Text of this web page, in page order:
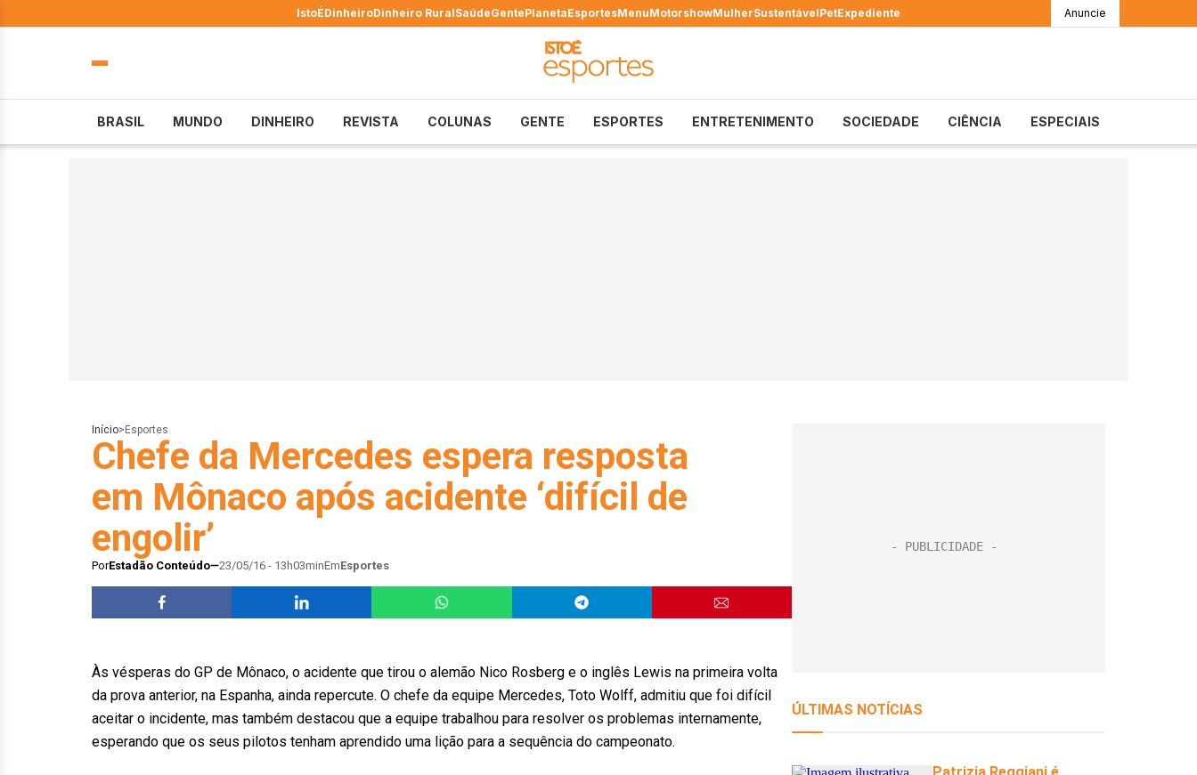
IstoÉDinheiroDinheiro RuralSaúdeGentePlanetaEsportesMenuMotorshowMulherSustentávelPetExpediente Anuncie
BRASIL MUNDO DINHEIRO REVISTA COLUNAS GENTE ESPORTES ENTRETENIMENTO SOCIEDADE CIÊNCIA ESPECIAIS
Início> Esportes
Chefe da Mercedes espera resposta
em Mônaco após acidente ‘difícil de
engolir’
PorEstadão Conteúdo 23/05/16 - 13h03minEmEsportes
Às vésperas do GP de Mônaco, o acidente que tirou o alemão Nico Rosberg e o inglês Lewis na primeira volta
da prova anterior, na Espanha, ainda repercute. O chefe da equipe Mercedes, Toto Wolff, admitiu que foi difícil
aceitar o incidente, mas também destacou que a equipe trabalhou para resolver os problemas internamente,
esperando que os seus pilotos tenham aprendido uma lição para a sequência do campeonato.